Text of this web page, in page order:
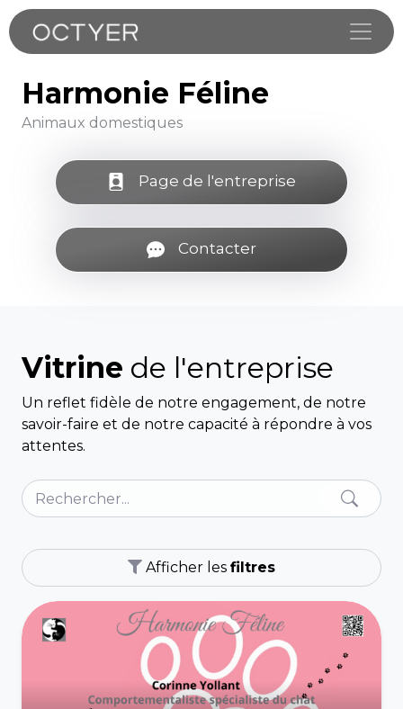
Harmonie Féline
Animaux domestiques
Page de l'entreprise
Contacter
Vitrine de l'entreprise
Un reflet fidèle de notre engagement, de notre
savoir-faire et de notre capacité à répondre à vos
attentes.
Afficher les filtres